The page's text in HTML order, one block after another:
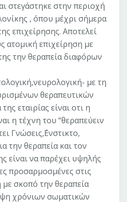
στεγάστηκε στην περιοχή
, όπου μέχρι σήμερα
επιχείρησης. Αποτελεί
ατομική επιχείρηση με
την θεραπεία διαφόρων
με τη
θεραπευτικών
εταιρίας είναι οτι η
η τέχνη του “θεραπεύειν
Γνώσεις,΄Ενστικτο,
την θεραπεία και τον
είναι να παρέχει υψηλής
προσαρμοσμένες στις
σκοπό την θεραπεία
χρόνιων σωματικών